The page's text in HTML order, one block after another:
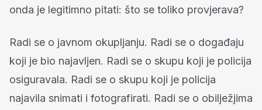
onda je legitimno pitati: što se toliko provjerava?
Radi se o javnom okupljanju. Radi se o događaju
koji je bio najavljen. Radi se o skupu koji je policija
osiguravala. Radi se o skupu koji je policija
najavila snimati i fotografirati. Radi se o obilježjima